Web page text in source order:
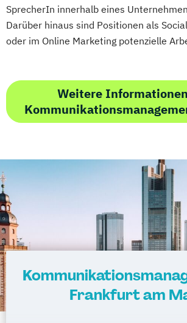
SprecherIn innerhalb eines
Darüber hinaus sind Positionen als
oder im Online Marketing potenzielle
Weitere
Frankfurt am